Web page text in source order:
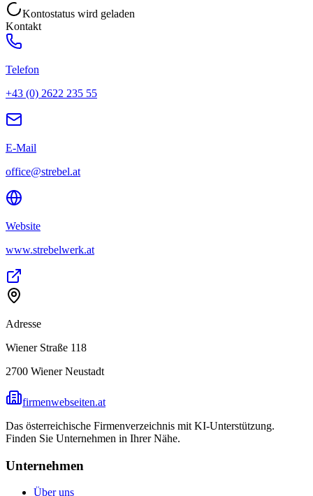
Kontostatus wird geladen
Kontakt
Telefon
+43 (0) 2622 235 55
E-Mail
office@strebel.at
Website
www.strebelwerk.at
Adresse
Wiener Straße 118
2700 Wiener Neustadt
firmenwebseiten.at
Das österreichische Firmenverzeichnis mit KI-Unterstützung.
Finden Sie Unternehmen in Ihrer Nähe.
Unternehmen
Über uns